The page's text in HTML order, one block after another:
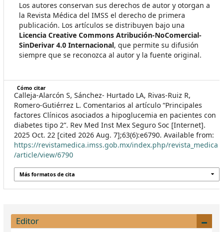
Los autores conservan sus derechos de autor y otorgan a
la Revista Médica del IMSS el derecho de primera
publicación. Los artículos se distribuyen bajo una
Licencia Creative Commons Atribución-NoComercial-
SinDerivar 4.0 Internacional, que permite su difusión
siempre que se reconozca al autor y la fuente original.
Cómo citar
Calleja-Alarcón S, Sánchez- Hurtado LA, Rivas-Ruiz R,
Romero-Gutiérrez L. Comentarios al artículo “Principales
factores Clínicos asociados a hipoglucemia en pacientes con
diabetes tipo 2”. Rev Med Inst Mex Seguro Soc [Internet].
2025 Oct. 22 [cited 2026 Aug. 7];63(6):e6790. Available from:
https://revistamedica.imss.gob.mx/index.php/revista_medica
/article/view/6790
Más formatos de cita
Editor